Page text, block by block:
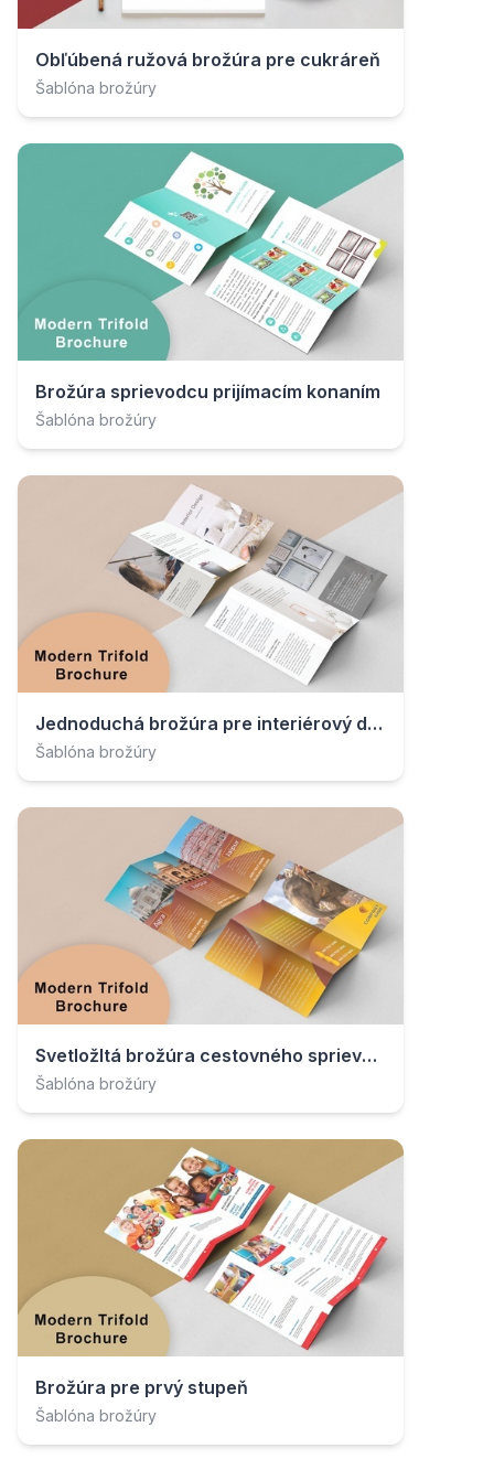
Obľúbená ružová brožúra pre cukráreň
Šablóna brožúry
Brožúra sprievodcu prijímacím konaním
Šablóna brožúry
Jednoduchá brožúra pre interiérový dizajn
Šablóna brožúry
Svetložltá brožúra cestovného sprievodcu
Šablóna brožúry
Brožúra pre prvý stupeň
Šablóna brožúry